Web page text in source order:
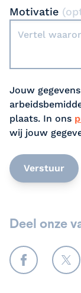
Motivatie
Jouw
plaats. In ons
wij jouw
Verstuur
Deel onze
Facebook